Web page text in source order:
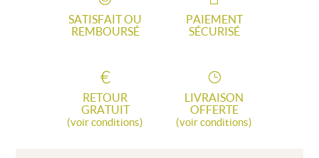
SATISFAIT OU
REMBOURSÉ
PAIEMENT
SÉCURISÉ
RETOUR
GRATUIT
(voir conditions)
LIVRAISON
OFFERTE
(voir conditions)